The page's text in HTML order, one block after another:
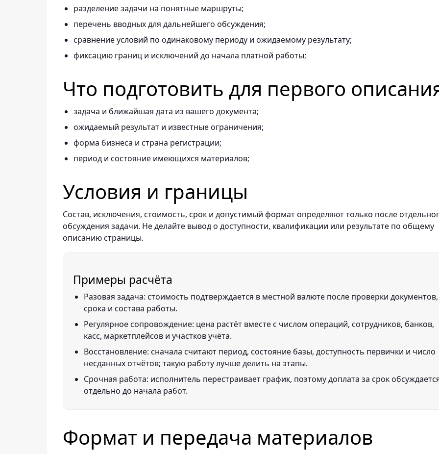
разделение задачи на понятные маршруты;
перечень вводных для дальнейшего обсуждения;
сравнение условий по одинаковому периоду и ожидаемому результату;
фиксацию границ и исключений до начала платной работы;
Что подготовить для первого
задача и ближайшая дата из вашего документа;
ожидаемый результат и известные ограничения;
форма бизнеса и страна регистрации;
период и состояние имеющихся материалов;
Условия и границы
Состав, исключения, стоимость, срок и допустимый формат определяют только после
обсуждения задачи. Не делайте вывод о доступности, квалификации или результате по общему
описанию страницы.
Примеры расчёта
Разовая задача: стоимость подтверждается в местной валюте после проверки документов,
срока и состава работы.
Регулярное сопровождение: цена растёт вместе с числом операций, сотрудников, банков,
касс, маркетплейсов и участков учёта.
Восстановление: сначала считают период, состояние базы, доступность первички и число
несданных отчётов; такую работу лучше делить на этапы.
Срочная работа: исполнитель перестраивает график, поэтому доплата за срок
отдельно до начала работ.
Формат и передача материалов